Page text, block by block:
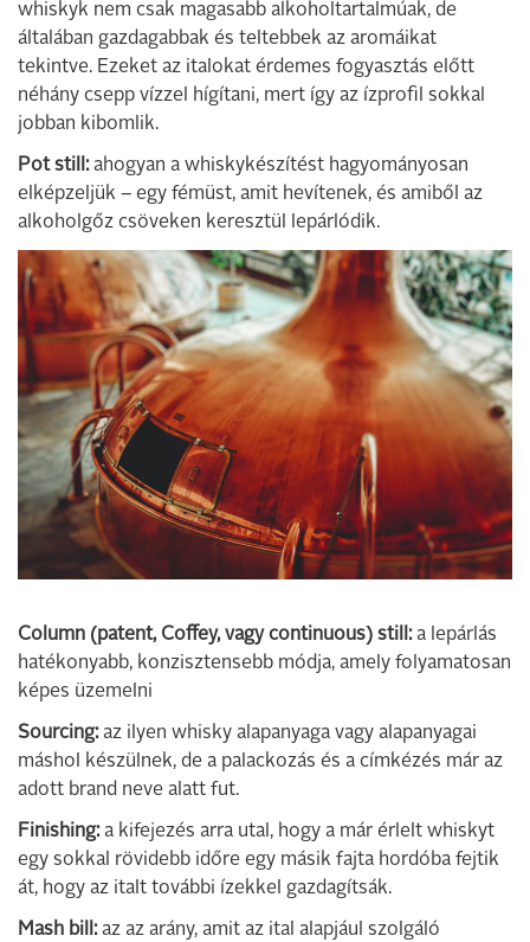
whiskyk nem csak magasabb alkoholtartalmúak, de
általában gazdagabbak és teltebbek az aromáikat
tekintve. Ezeket az italokat érdemes fogyasztás előtt
néhány csepp vízzel hígítani, mert így az ízprofil sokkal
jobban kibomlik.
Pot still:ahogyan a whiskykészítést hagyományosan
elképzeljük – egy fémüst, amit hevítenek, és amiből az
alkoholgőz csöveken keresztül lepárlódik.
Column (patent, Coffey, vagy continuous) still: a lepárlás
hatékonyabb, konzisztensebb módja, amely folyamatosan
képes üzemelni
Sourcing:az ilyen whisky alapanyaga vagy alapanyagai
máshol készülnek, de a palackozás és a címkézés már az
adott brand neve alatt fut.
Finishing: a kifejezés arra utal, hogy a már érlelt whiskyt
egy sokkal rövidebb időre egy másik fajta hordóba fejtik
át, hogy az italt további ízekkel gazdagítsák.
Mash bill: az az arány, amit az ital alapjául szolgáló